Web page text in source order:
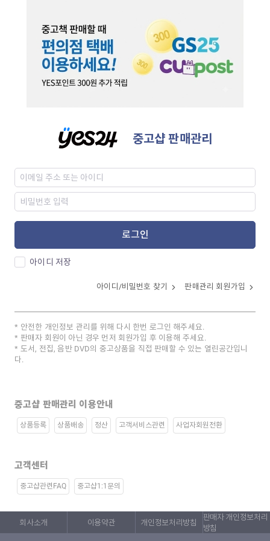
중고샵 판매관리
로그인
아이디 저장
아이디/비밀번호 찾기 판매관리 회원가입
안전한 개인정보 관리를 위해 다시 한번 로그인 해주세요.
판매자 회원이 아닌 경우 먼저 회원가입 후 이용해 주세요.
도서, 전집, 음반 DVD의 중고상품을 직접 판매할 수 있는 열린공간입니
다.
중고샵 판매관리 이용안내
상품등록 상품배송 정산 고객서비스관련 사업자회원전환
고객센터
중고샵관련FAQ 중고샵1:1문의
회사소개 이용약관 개인정보처리방침
판매자 개인정보처리
방침